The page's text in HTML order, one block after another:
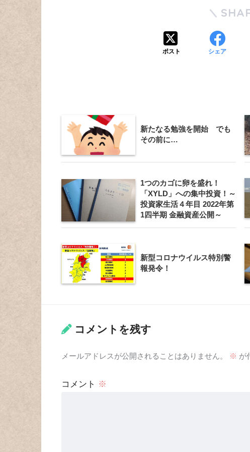
ポスト シェア
新たなる勉強を開始 でも
その前に…
1つのカゴに卵を盛れ！
「XYLD」への集中投資！～
投資家生活４年目 2022年第
1四半期 金融資産公開～
新型コロナウイルス特別警
報発令！
コメントを残す
メールアドレスが公開されることはありません。 ※ が
コメント ※